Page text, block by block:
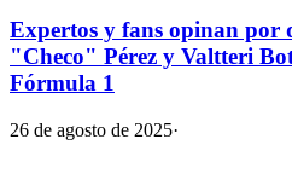
Expertos y fans opinan por
"Checo" Pérez y Valtteri
Fórmula 1
26 de agosto de 2025·